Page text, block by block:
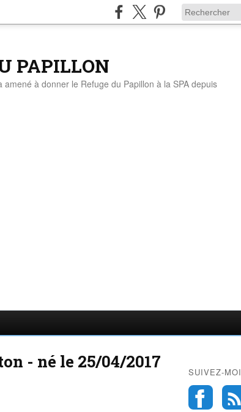
PAPILLON
à donner le Refuge du Papillon à la SPA depuis
- né le 25/04/2017
SUIVEZ-MOI